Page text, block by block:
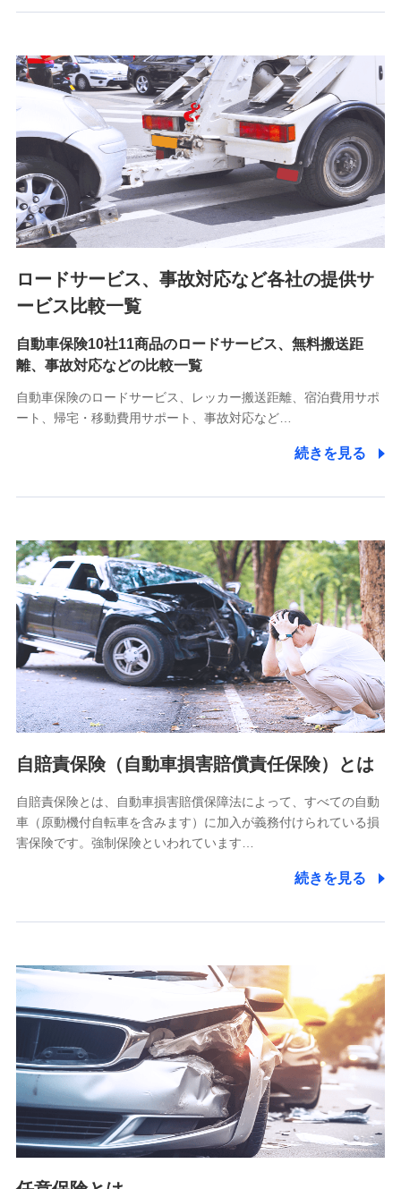
7.社員（従業者）の個人情報
人事･勤怠･健康・労務等の管理、給与支給、福利厚生・採用
退職関連処理等の各種手続きのため、当社と従業員または従
業員同士の連絡のため
8.取引先個人情報
取引先としての選定業務、営業情報の提供業務、契約締結手
続き業務、取引管理業務、およびこれらに準ずる業務の遂行
のため
9.お問い合わせ情報
各種お問い合わせに対応するため
10.受託業務の 個人情報
受託業務の遂行およびこれらに準ずる業務の遂行のため
11.マイカー通勤管理クラウド並びに法人向けASPサー
をお送りするため
分析するため
当社の対応品質向上やお問い合わせ内容の正確な把握のため
個人情報保護管理者の職名、連絡先
株式会社ドコモ・インシュアランス 営業部長
〒103-0013 東京都中央区日本橋人形町2-14-10 アーバン
ネット日本橋ビル 3F
株式会社ドコモ・インシュアランス
個人情報の第三者提供について
除き、第三者に提供いたしません。
業務の委託
当社は利用目的の達成に必要な範囲内において個人情報の取
【共同して利用される利用データの項目】
当社又は株式会社NTTドコモがサービス提供等を通じて取得
した、以下の情報などの個人データ
基本情報
氏名、電話番号、メールアドレス、お客さまの識別子、
属性、連絡先、dポイントサービスのご利用に関する情
報。例として、dポイントカード番号、性別、年齢、家族
構成、住所、dポイント残高、dポイント利用履歴などが
含まれます。
ロードサービス、事故対応など各社の提供サ
ービス比較一覧
自動車保険10社11商品のロードサービス、無料搬送距
離、事故対応などの比較一覧
自動車保険のロードサービス、レッカー搬送距離、宿泊費用サポ
ート、帰宅・移動費用サポート、事故対応など…
続きを見る
自賠責保険（自動車損害賠償責任保険）とは
自賠責保険とは、自動車損害賠償保障法によって、すべての自動
車（原動機付自転車を含みます）に加入が義務付けられている損
害保険です。強制保険といわれています…
続きを見る